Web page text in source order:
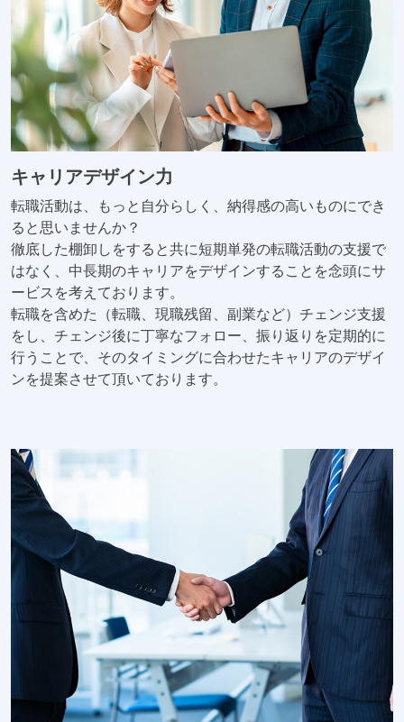
キャリアデザイン力
転職活動は、もっと自分らしく、納得感の高いものにでき
ると思いませんか？
徹底した棚卸しをすると共に短期単発の転職活動の支援で
はなく、中長期のキャリアをデザインすることを念頭にサ
ービスを考えております。
転職を含めた（転職、現職残留、副業など）チェンジ支援
をし、チェンジ後に丁寧なフォロー、振り返りを定期的に
行うことで、そのタイミングに合わせたキャリアのデザイ
ンを提案させて頂いております。